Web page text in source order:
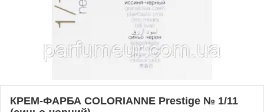
КРЕМ-ФАРБА COLORIANNE Prestige № 1/11